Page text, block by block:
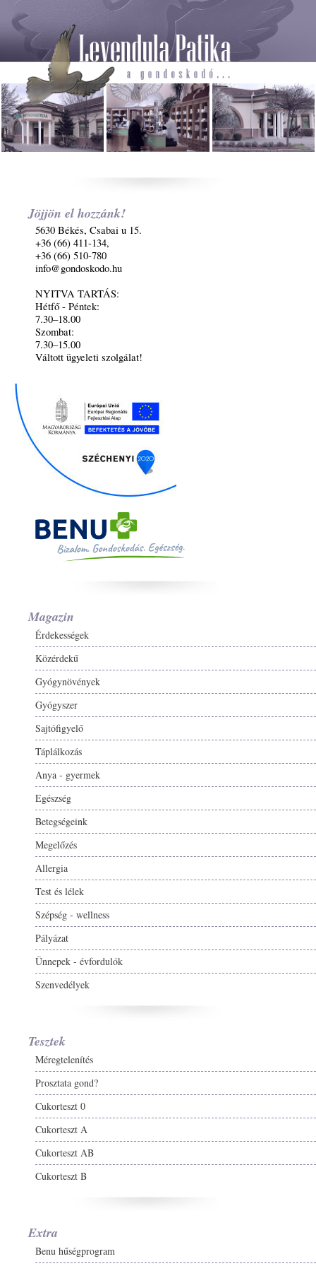
Jöjjön el hozzánk!
5630 Békés, Csabai u 15.
+36 (66) 411-134,
+36 (66) 510-780
info@gondoskodo.hu
NYITVA TARTÁS:
Hétfő - Péntek:
7.30–18.00
Szombat:
7.30–15.00
Váltott ügyeleti szolgálat!
Magazin
Érdekességek
Közérdekű
Gyógynövények
Gyógyszer
Sajtófigyelő
Táplálkozás
Anya - gyermek
Egészség
Betegségeink
Megelőzés
Allergia
Test és lélek
Szépség - wellness
Pályázat
Ünnepek - évfordulók
Szenvedélyek
Tesztek
Méregtelenítés
Prosztata gond?
Cukorteszt 0
Cukorteszt A
Cukorteszt AB
Cukorteszt B
Extra
Benu hűségprogram